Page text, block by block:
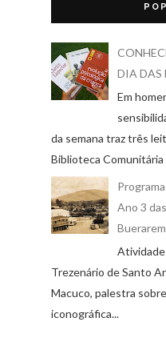
DIA DAS
Em
da semana traz três
Biblioteca Comunitária
Ano 3
Trezenário de Santo
Macuco, palestra
iconográfica...